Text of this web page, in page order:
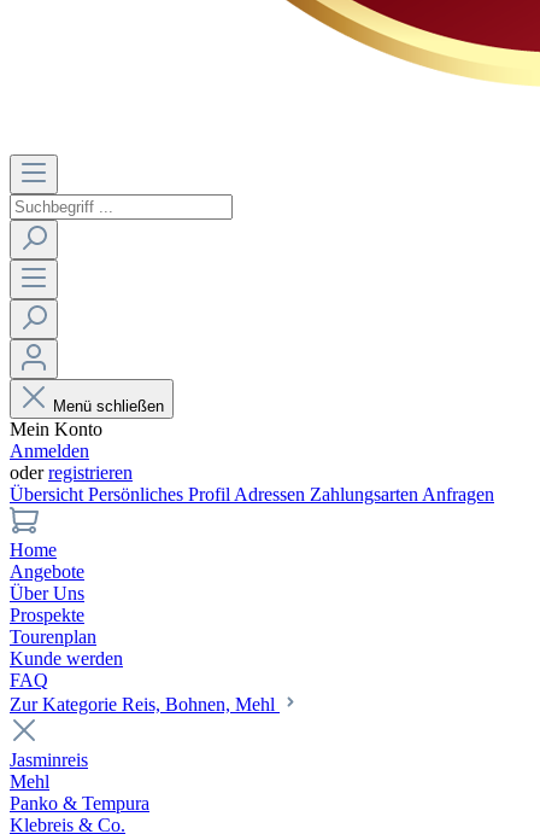
Menü schließen
Mein Konto
Anmelden
oderregistrieren
Übersicht Persönliches Profil Adressen Zahlungsarten Anfragen
Home
Angebote
Über Uns
Prospekte
Tourenplan
Kunde werden
FAQ
Zur Kategorie Reis, Bohnen, Mehl
Jasminreis
Mehl
Panko & Tempura
Klebreis & Co.